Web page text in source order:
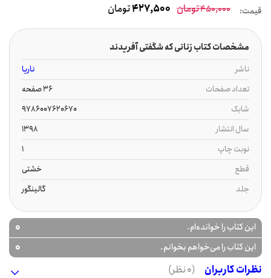
قیمت: 450,000تومان 427,500تومان
مشخصات کتاب زنانی که شگفتی آفریدند
ناشر
ناریا
تعداد صفحات
36 صفحه
شابک
9786007620670
سال انتشار
1398
نوبت چاپ
1
قطع
خشتی
جلد
گالینگور
این کتاب را خوانده‌ام. 0
این کتاب را می‌خواهم بخوانم.
0
نظرات کاربران
(0 نظر)